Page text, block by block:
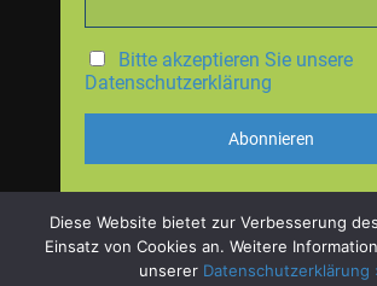
Bitte akzeptieren Sie unsere
Datenschutzerklärung
Diese Website bietet zur Verbesserung
Einsatz von Cookies an. Weitere
unserer Datenschutzerklärung